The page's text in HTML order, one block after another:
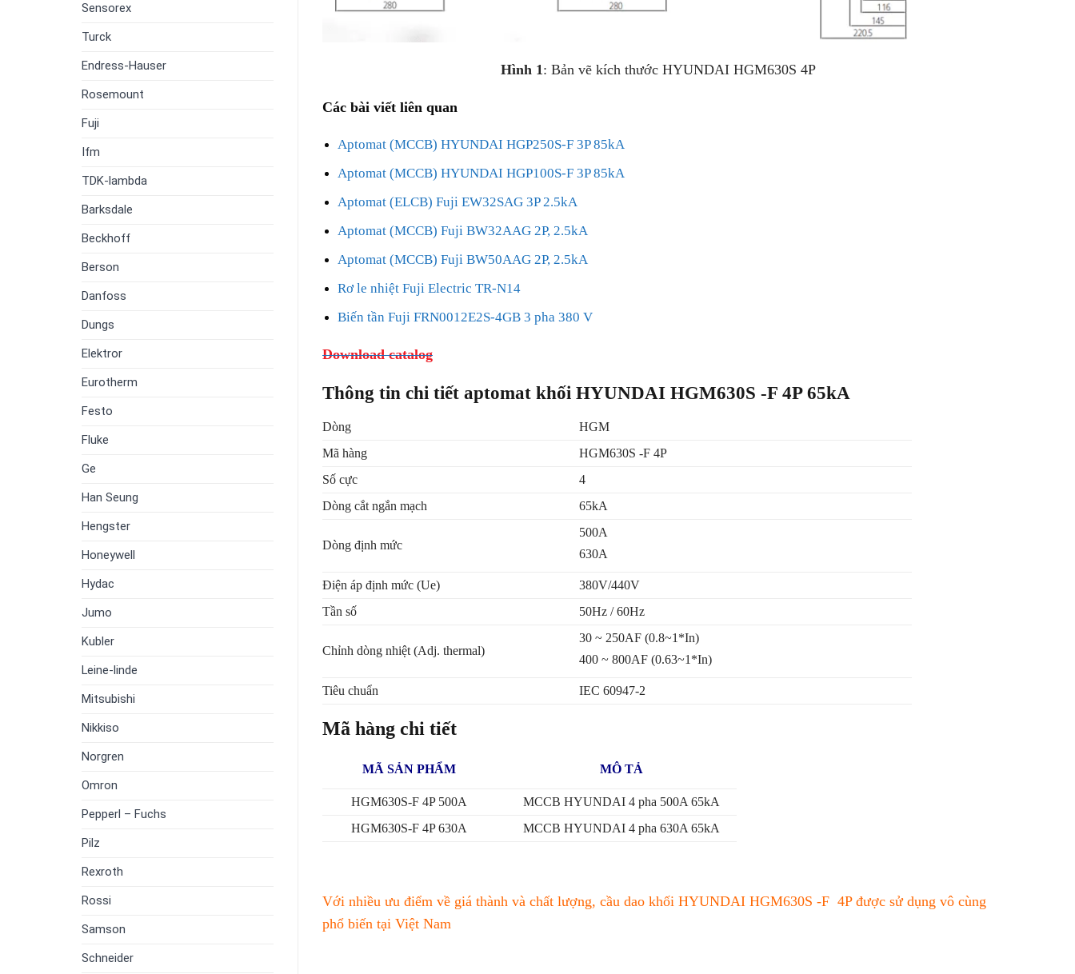
Sensorex
Turck
Endress-Hauser
Rosemount
Fuji
Ifm
TDK-lambda
Barksdale
Beckhoff
Berson
Danfoss
Dungs
Elektror
Eurotherm
Festo
Fluke
Ge
Han Seung
Hengster
Honeywell
Hydac
Jumo
Kubler
Leine-linde
Mitsubishi
Nikkiso
Norgren
Omron
Pepperl – Fuchs
Pilz
Rexroth
Rossi
Samson
Schneider
Hình 1 : Bản vẽ kích thước HYUNDAI HGM630S 4P
Các bài viết liên quan
Aptomat (MCCB) HYUNDAI HGP250S-F 3P 85kA
Aptomat (MCCB) HYUNDAI HGP100S-F 3P 85kA
Aptomat (ELCB) Fuji EW32SAG 3P 2.5kA
Aptomat (MCCB) Fuji BW32AAG 2P, 2.5kA
Aptomat (MCCB) Fuji BW50AAG 2P, 2.5kA
Rơ le nhiệt Fuji Electric TR-N14
Biến tần Fuji FRN0012E2S-4GB 3 pha 380 V
Download catalog
Thông tin chi tiết aptomat khối HYUNDAI HGM630S -F 4P 65kA
Dòng
HGM
Mã hàng
HGM630S -F 4P
Số cực
4
Dòng cắt ngắn mạch
65kA
Dòng định mức
500A
630A
Điện áp định mức (Ue)
380V/440V
Tần số
50Hz / 60Hz
Chỉnh dòng nhiệt (Adj. thermal)
30 ~ 250AF (0.8~1*In)
400 ~ 800AF (0.63~1*In)
Tiêu chuẩn IEC 60947-2
Mã hàng chi tiết
MÃ SẢN PHẨM MÔ TẢ
HGM630S-F 4P 500A
MCCB HYUNDAI 4 pha 500A 65kA
HGM630S-F 4P 630A
MCCB HYUNDAI 4 pha 630A 65kA
Với nhiều ưu điểm về giá thành và chất lượng, cầu dao khối HYUNDAI HGM630S -F 4P được sử dụng vô cùng
phổ biến tại Việt Nam